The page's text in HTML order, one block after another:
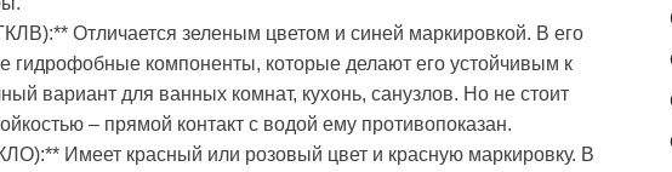
Отличается зеленым цветом и синей маркировкой. В его
гидрофобные компоненты, которые делают его устойчивым к
вариант для ванных комнат, кухонь, санузлов. Но не стоит
– прямой контакт с водой ему противопоказан.
Имеет красный или розовый цвет и красную маркировку. В